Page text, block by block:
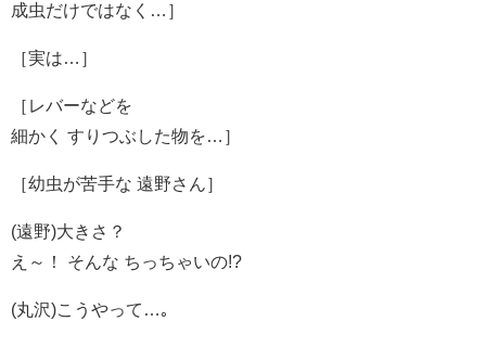
成虫だけではなく…］
［実は…］
［レバーなどを
細かく すりつぶした物を…］
［幼虫が苦手な 遠野さん］
(遠野)大きさ？
え～！ そんな ちっちゃいの!?
(丸沢)こうやって…｡